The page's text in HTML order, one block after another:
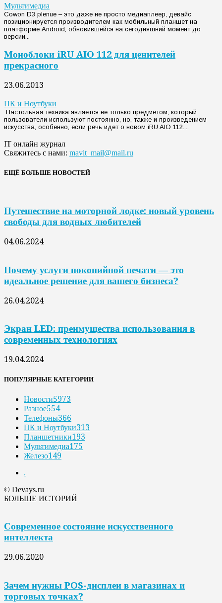
Мультимедиа
Cowon D3 plenue – это даже не просто медиаплеер, девайс
позиционируется производителем как мобильный планшет на
платформе Android, обновившейся на сегодняшний момент до
версии...
Моноблоки iRU AIO 112 для ценителей
прекрасного
23.06.2013
ПК и Ноутбуки
Настольная техника является не только предметом, который
пользователи используют постоянно, но, также и произведением
искусства, особенно, если речь идет о новом iRU AIO 112....
IT онлайн журнал
Свяжитесь с нами: mavit_mail@mail.ru
ЕЩЁ БОЛЬШЕ НОВОСТЕЙ
Путешествие на моторной лодке: новый уровень
свободы для водных любителей
04.06.2024
Почему услуги покопийной печати — это
идеальное решение для вашего бизнеса?
26.04.2024
Экран LED: преимущества использования в
современных технологиях
19.04.2024
ПОПУЛЯРНЫЕ КАТЕГОРИИ
Новости5973
Разное554
Телефоны366
ПК и Ноутбуки313
Планшетники193
Мультимедиа175
Железо149
.
© Devays.ru
БОЛЬШЕ ИСТОРИЙ
Современное состояние искусственного
интеллекта
29.06.2020
Зачем нужны POS-дисплеи в магазинах и
торговых точках?